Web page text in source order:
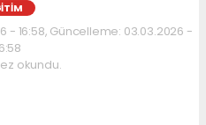
- 16:58, Güncelleme: 03.03.2026 -
okundu.